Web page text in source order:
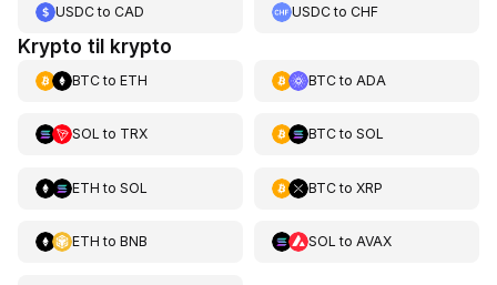
USDCto CAD USDCtoCHF
Krypto til krypto
BTCto ETH BTCto ADA
SOL to TRX BTCto SOL
ETH to SOL BTCto XRP
ETH to BNB SOL to AVAX